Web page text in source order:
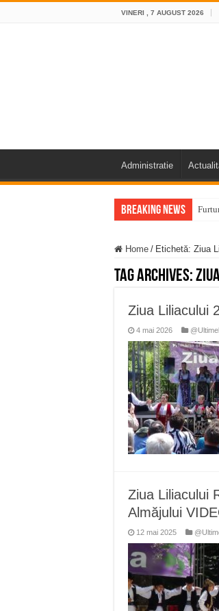
VINERI , 7 AUGUST 2026
Administratie
Breaking News
Home / Etichetă: Ziua
Tag Archives:
Ziua Liliacului
4 mai 2026
Ziua Liliacului
Almăjului
12 mai 2025